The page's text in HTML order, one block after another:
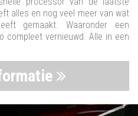
alles en nog veel meer van wat
gemaakt. Waaronder een
compleet vernieuwd. Alle in een